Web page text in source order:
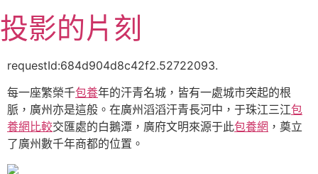
至
主
容
投影的片刻
requestId:684d904d8c42f2.52722093.
每一座繁榮千包養年的汗青名城，皆有一處城市突起的根
脈，廣州亦是這般。在廣州滔滔汗青長河中，于珠江三江包
養網比較交匯處的白鵝潭，廣府文明來源于此包養網 ，奠立
了廣州數千年商都的位置。